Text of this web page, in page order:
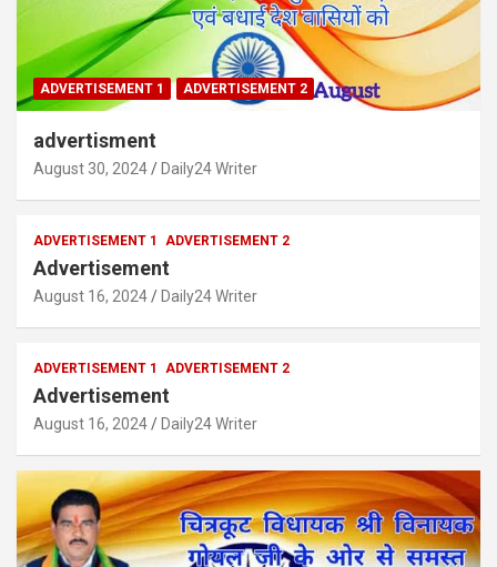
ADVERTISEMENT 1 ADVERTISEMENT 2
advertisment
August 30, 2024 Daily24 Writer
ADVERTISEMENT 1 ADVERTISEMENT 2
Advertisement
August 16, 2024 Daily24 Writer
ADVERTISEMENT 1 ADVERTISEMENT 2
Advertisement
August 16, 2024 Daily24 Writer